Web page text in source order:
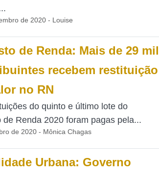
de 2020 - Louise
de Renda: Mais de 29 mil
recebem restituição
no RN
do quinto e último lote do
de Renda 2020 foram pagas pela...
de 2020 - Mônica Chagas
Urbana: Governo